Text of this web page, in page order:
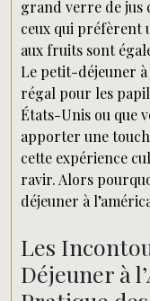
grand verre de jus
ceux qui préfèrent
aux fruits sont
Le petit-déjeuner à
régal pour les
États-Unis ou que
apporter une
cette expérience
ravir. Alors
déjeuner à
Les
Déjeuner à